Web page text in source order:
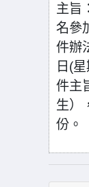
主旨
名參
件辦
日(
件主
生）
份。